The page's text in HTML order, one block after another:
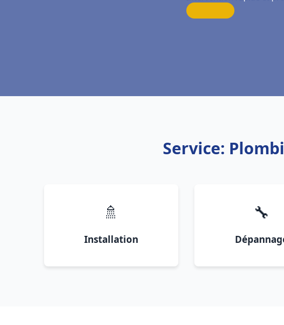
Service:
🚿
Installation
🔧